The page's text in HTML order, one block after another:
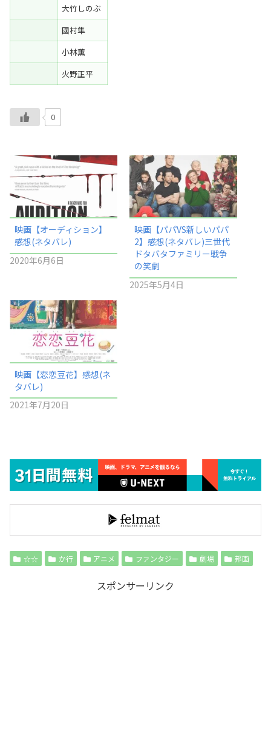
大竹しのぶ
國村隼
小林薫
火野正平
0
映画【オーディション】
感想(ネタバレ)
2020年6月6日
映画【パパVS新しいパパ
2】感想(ネタバレ)三世代
ドタバタファミリー戦争
の笑劇
2025年5月4日
映画【恋恋豆花】感想(ネ
タバレ)
2021年7月20日
☆☆ か行 アニメ ファンタジー 劇場 邦画
スポンサーリンク